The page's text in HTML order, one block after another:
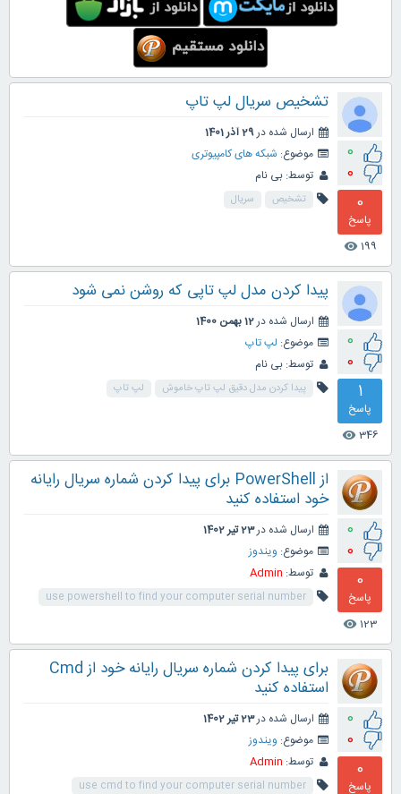
0
0
0
پاسخ
199
visibility
تشخیص سریال لپ تاپ
ارسال شده در29 آذر 1401
موضوع: شبکه های کامپیوتری
توسط: بی نام
تشخیص سریال
0
0
1
پاسخ
346
visibility
پیدا کردن مدل لپ تاپی که روشن نمی شود
ارسال شده در12 بهمن 1400
موضوع: لپ تاپ
توسط: بی نام
پیدا کردن مدل دقیق لپ تاپ خاموش لپ تاپ
0
0
0
پاسخ
123
visibility
از PowerShell برای پیدا کردن شماره سریال رایانه
خود استفاده کنید
ارسال شده در23 تیر 1402
موضوع: ویندوز
توسط: Admin
use powershell to find your computer serial number
0
0
0
پاسخ
برای پیدا کردن شماره سریال رایانه خود از Cmd
استفاده کنید
ارسال شده در23 تیر 1402
موضوع: ویندوز
توسط: Admin
use cmd to find your computer serial number